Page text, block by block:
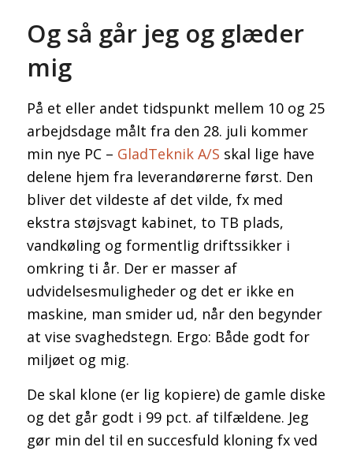
Og så går jeg og glæder
mig
På et eller andet tidspunkt mellem 10 og 25
arbejdsdage målt fra den 28. juli kommer
min nye PC – GladTeknik A/S skal lige have
delene hjem fra leverandørerne først. Den
bliver det vildeste af det vilde, fx med
ekstra støjsvagt kabinet, to TB plads,
vandkøling og formentlig driftssikker i
omkring ti år. Der er masser af
udvidelsesmuligheder og det er ikke en
maskine, man smider ud, når den begynder
at vise svaghedstegn. Ergo: Både godt for
miljøet og mig.
De skal klone (er lig kopiere) de gamle diske
og det går godt i 99 pct. af tilfældene. Jeg
gør min del til en succesfuld kloning fx ved